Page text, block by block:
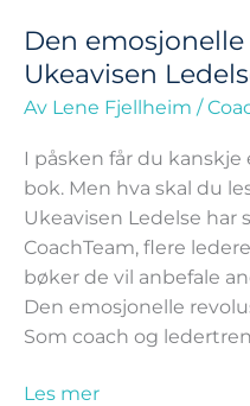
Den
Ukeavisen
Av Lene Fjellheim /
I påsken får du
bok. Men hva skal du
Ukeavisen Ledelse har
CoachTeam, flere
bøker de vil anbefale
Den emosjonelle
Som coach og
Les mer